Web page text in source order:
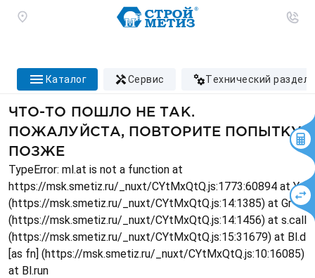
каталог сервис технический раздел
ЧТО-ТО ПОШЛО НЕ ТАК.
ПОЖАЛУЙСТА, ПОВТОРИТЕ ПОПЫТКУ
ПОЗЖЕ
TypeError: ml.at is not a function at
https://msk.smetiz.ru/_nuxt/CYtMxQtQ.js:1773:60894 at Ys
(https://msk.smetiz.ru/_nuxt/CYtMxQtQ.js:14:1385) at Gr
(https://msk.smetiz.ru/_nuxt/CYtMxQtQ.js:14:1456) at s.call
(https://msk.smetiz.ru/_nuxt/CYtMxQtQ.js:15:31679) at Bl.d
[as fn] (https://msk.smetiz.ru/_nuxt/CYtMxQtQ.js:10:16085)
at Bl.run